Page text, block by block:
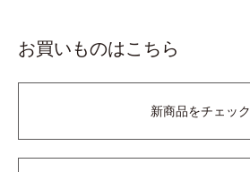
お買いものはこちら
新商品をチェック